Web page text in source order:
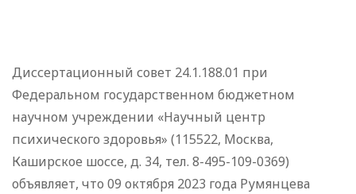
Диссертационный совет 24.1.188.01 при
Федеральном государственном бюджетном
научном учреждении «Научный центр
психического здоровья» (115522, Москва,
Каширское шоссе, д. 34, тел. 8-495-109-0369)
объявляет, что 09 октября 2023 года Румянцева